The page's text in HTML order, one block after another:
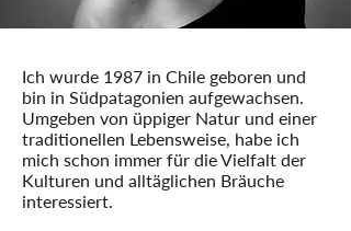
Ich wurde 1987 in Chile geboren und
bin in Südpatagonien aufgewachsen.
Umgeben von üppiger Natur und einer
traditionellen Lebensweise, habe ich
mich schon immer für die Vielfalt der
Kulturen und alltäglichen Bräuche
interessiert.